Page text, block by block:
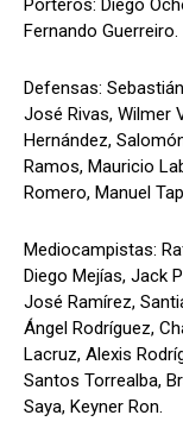
Porteros: Diego
Fernando Guerreiro.
Defensas:
José Rivas, Wilmer
Hernández,
Ramos, Mauricio
Romero, Manuel
Mediocampistas:
Diego Mejías, Jack
José Ramírez,
Ángel Rodríguez,
Lacruz, Alexis
Santos Torrealba,
Saya, Keyner Ron.